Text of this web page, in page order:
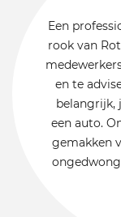
Een
rook van
en te
belangrijk,
een auto.
gemakken